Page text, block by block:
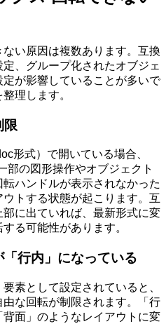
い原因は複数あります。互換
、グループ化されたオブジェ
が影響していることが多いで
理します。
限
形式）で開いている場合、
部の図形操作やオブジェクト
ハンドルが表示されなかった
トする状態が起こります。互
に出ていれば、最新形式に変
る可能性があります。
行内」になっている
素として設定されていると、
な回転が制限されます。「行
面」のようなレイアウトに変